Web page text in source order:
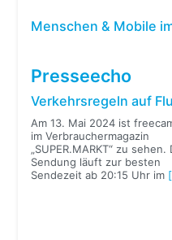
Menschen & Mobile
Presseecho
Verkehrsregeln auf
Am 13. Mai 2024 ist
im Verbrauchermagazin
„SUPER.MARKT“ zu sehen.
Sendung läuft zur besten
Sendezeit ab 20:15 Uhr im